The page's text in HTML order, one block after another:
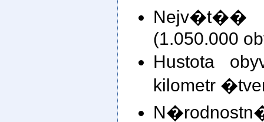
(1.050.000
Hustota
kilometr